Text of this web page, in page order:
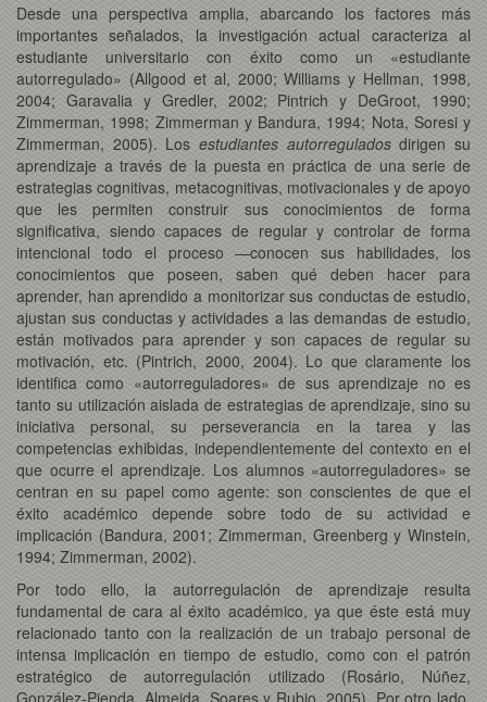
Desde una perspectiva amplia, abarcando los factores más
importantes señalados, la investigación actual caracteriza al
estudiante universitario con éxito como un «estudiante
autorregulado» (Allgood et al, 2000; Williams y Hellman, 1998,
2004; Garavalia y Gredler, 2002; Pintrich y DeGroot, 1990;
Zimmerman, 1998; Zimmerman y Bandura, 1994; Nota, Soresi y
Zimmerman, 2005). Los estudiantes autorreguladosdirigen su
aprendizaje a través de la puesta en práctica de una serie de
estrategias cognitivas, metacognitivas, motivacionales y de apoyo
que les permiten construir sus conocimientos de forma
significativa, siendo capaces de regular y controlar de forma
intencional todo el proceso —conocen sus habilidades, los
conocimientos que poseen, saben qué deben hacer para
aprender, han aprendido a monitorizar sus conductas de estudio,
ajustan sus conductas y actividades a las demandas de estudio,
están motivados para aprender y son capaces de regular su
motivación, etc. (Pintrich, 2000, 2004). Lo que claramente los
identifica como «autorreguladores» de sus aprendizaje no es
tanto su utilización aislada de estrategias de aprendizaje, sino su
iniciativa personal, su perseverancia en la tarea y las
competencias exhibidas, independientemente del contexto en el
que ocurre el aprendizaje. Los alumnos «autorreguladores» se
centran en su papel como agente: son conscientes de que el
éxito académico depende sobre todo de su actividad e
implicación (Bandura, 2001; Zimmerman, Greenberg y Winstein,
1994; Zimmerman, 2002).
Por todo ello, la autorregulación de aprendizaje resulta
fundamental de cara al éxito académico, ya que éste está muy
relacionado tanto con la realización de un trabajo personal de
intensa implicación en tiempo de estudio, como con el patrón
estratégico de autorregulación utilizado (Rosário, Núñez,
González-Pienda, Almeida, Soares y Rubio, 2005). Por otro lado,